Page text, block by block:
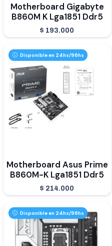
Motherboard Gigabyte
B860M K Lga1851 Ddr5
$ 193.000
Disponible en 24hs/96hs
Motherboard Asus Prime
B860M-K Lga1851 Ddr5
$ 214.000
Disponible en 24hs/96hs